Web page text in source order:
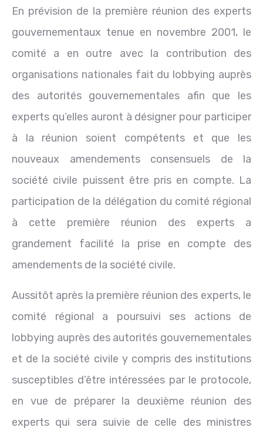
En prévision de la première réunion des experts
gouvernementaux tenue en novembre 2001, le
comité a en outre avec la contribution des
organisations nationales fait du lobbying auprès
des autorités gouvernementales afin que les
experts qu’elles auront à désigner pour participer
à la réunion soient compétents et que les
nouveaux amendements consensuels de la
société civile puissent être pris en compte. La
participation de la délégation du comité régional
à cette première réunion des experts a
grandement facilité la prise en compte des
amendements de la société civile.
Aussitôt après la première réunion des experts, le
comité régional a poursuivi ses actions de
lobbying auprès des autorités gouvernementales
et de la société civile y compris des institutions
susceptibles d’être intéressées par le protocole,
en vue de préparer la deuxième réunion des
experts qui sera suivie de celle des ministres